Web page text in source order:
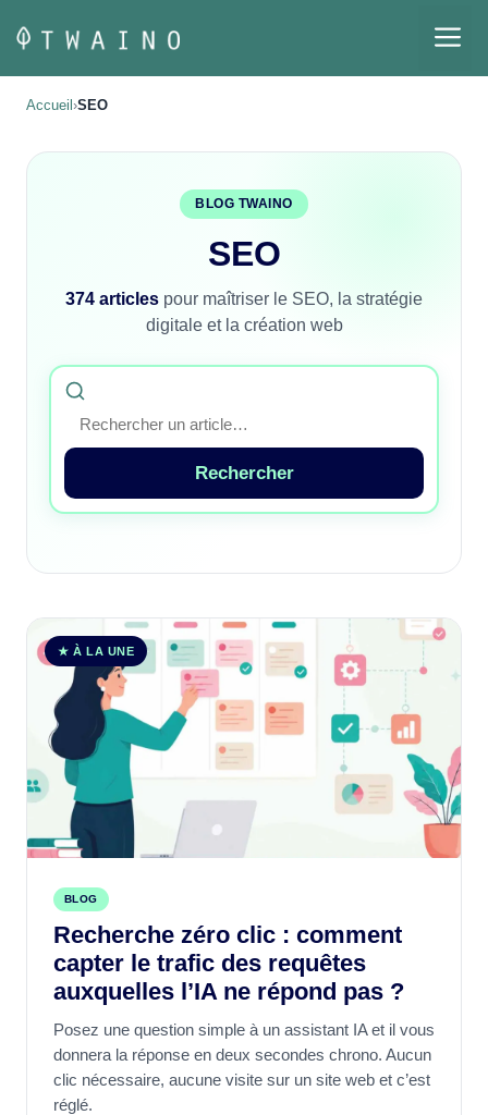
au
contenu
Accueil ›SEO
BLOG TWAINO
SEO
374 articles pour maîtriser le SEO, la stratégie
digitale et la création web
Rechercher
★ À LA UNE
BLOG
Recherche zéro clic : comment
capter le trafic des requêtes
auxquelles l’IA ne répond pas ?
Posez une question simple à un assistant IA et il vous
donnera la réponse en deux secondes chrono. Aucun
clic nécessaire, aucune visite sur un site web et c’est
réglé.